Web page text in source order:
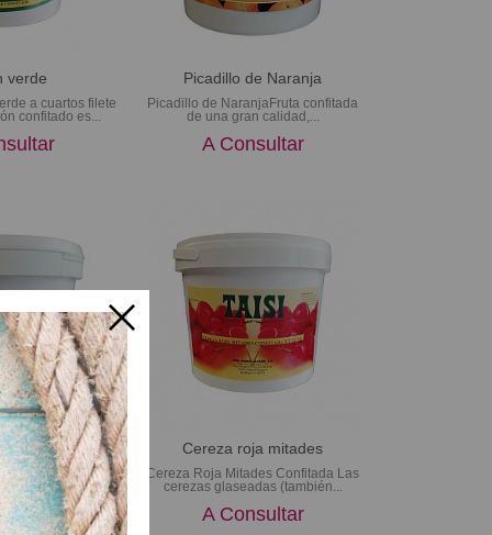
verde
a cuartos filete
confitado es...
Picadillo de Naranja
Picadillo de NaranjaFruta confitada
de una gran calidad,...
A Consultar
naranja
ConfitadaLos
confitados son...
Cereza roja mitades
Cereza Roja Mitades Confitada Las
cerezas glaseadas (también...
A Consultar